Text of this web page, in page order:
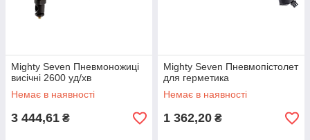
Mighty Seven Пневмоножиці
висічні 2600 уд/хв
Немає в наявності
3 444,61 ₴
Mighty Seven Пневмопістолет
для герметика
Немає в наявності
1 362,20 ₴